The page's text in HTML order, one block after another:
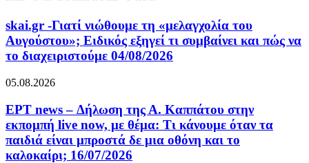
skai.gr -Γιατί νιώθουμε τη «μελαγχολία του
Αυγούστου»; Ειδικός εξηγεί τι συμβαίνει και πώς να
το διαχειριστούμε 04/08/2026
05.08.2026
ΕΡΤ news – Δήλωση της Α. Καππάτου στην
εκπομπή live now, με θέμα: Τι κάνουμε όταν τα
παιδιά είναι μπροστά δε μια οθόνη και το
καλοκαίρι; 16/07/2026